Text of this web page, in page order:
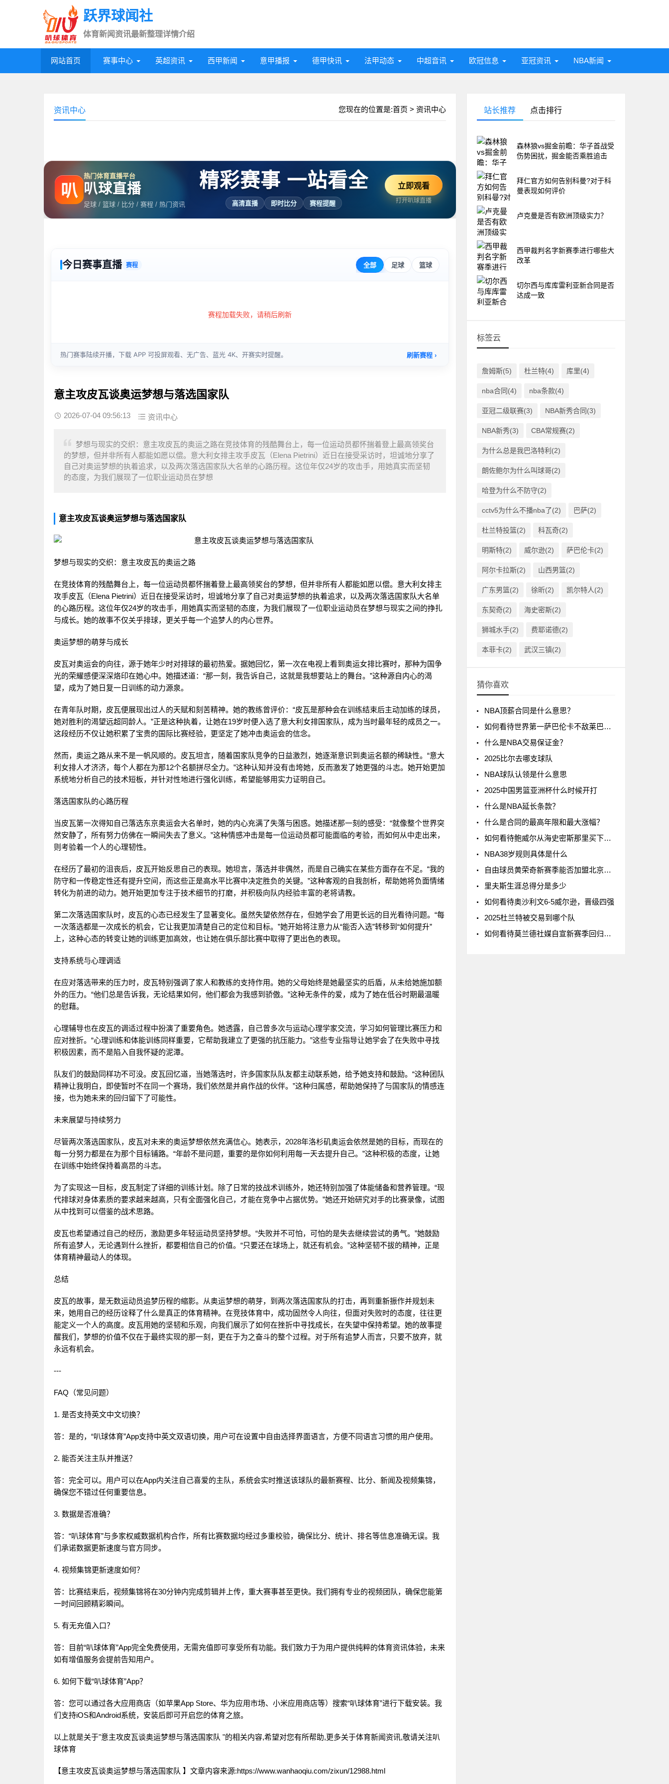
跃界球闻社
体育新闻资讯最新整理详情介绍
网站首页 赛事中心 英超资讯 西甲新闻 意甲播报 德甲快讯 法甲动态 中超音讯 欧冠信息 亚冠资讯 NBA新闻
您现在的位置是:首页 > 资讯中心
资讯中心
叭
热门体育直播平台
叭球直播
足球 / 篮球 / 比分 / 赛程 / 热门资讯
精彩赛事 一站看全
高清直播 即时比分 赛程提醒
立即观看
打开叭球直播
意主攻皮瓦谈奥运梦想与落选国家队
2026-07-04 09:56:13 资讯中心
梦想与现实的交织：意主攻皮瓦的奥运之路在竞技体育的残酷舞台上，每一位运动员都怀揣着登上最高领奖台
的梦想，但并非所有人都能如愿以偿。意大利女排主攻手皮瓦（Elena Pietrini）近日在接受采访时，坦诚地分享了
自己对奥运梦想的执着追求，以及两次落选国家队大名单的心路历程。这位年仅24岁的攻击手，用她真实而坚韧
的态度，为我们展现了一位职业运动员在梦想
意主攻皮瓦谈奥运梦想与落选国家队
梦想与现实的交织：意主攻皮瓦的奥运之路
在竞技体育的残酷舞台上，每一位运动员都怀揣着登上最高领奖台的梦想，但并非所有人都能如愿以偿。意大利女排主
攻手皮瓦（Elena Pietrini）近日在接受采访时，坦诚地分享了自己对奥运梦想的执着追求，以及两次落选国家队大名单
的心路历程。这位年仅24岁的攻击手，用她真实而坚韧的态度，为我们展现了一位职业运动员在梦想与现实之间的挣扎
与成长。她的故事不仅关乎排球，更关乎每一个追梦人的内心世界。
奥运梦想的萌芽与成长
皮瓦对奥运会的向往，源于她年少时对排球的最初热爱。据她回忆，第一次在电视上看到奥运女排比赛时，那种为国争
光的荣耀感便深深烙印在她心中。她描述道：“那一刻，我告诉自己，这就是我想要站上的舞台。”这种源自内心的渴
望，成为了她日复一日训练的动力源泉。
在青年队时期，皮瓦便展现出过人的天赋和刻苦精神。她的教练曾评价：“皮瓦是那种会在训练结束后主动加练的球员，
她对胜利的渴望远超同龄人。”正是这种执着，让她在19岁时便入选了意大利女排国家队，成为当时最年轻的成员之一。
这段经历不仅让她积累了宝贵的国际比赛经验，更坚定了她冲击奥运会的信念。
然而，奥运之路从来不是一帆风顺的。皮瓦坦言，随着国家队竞争的日益激烈，她逐渐意识到奥运名额的稀缺性。“意大
利女排人才济济，每个人都在为那12个名额拼尽全力。”这种认知并没有击垮她，反而激发了她更强的斗志。她开始更加
系统地分析自己的技术短板，并针对性地进行强化训练，希望能够用实力证明自己。
落选国家队的心路历程
当皮瓦第一次得知自己落选东京奥运会大名单时，她的内心充满了失落与困惑。她描述那一刻的感受：“就像整个世界突
然安静了，所有努力仿佛在一瞬间失去了意义。”这种情感冲击是每一位运动员都可能面临的考验，而如何从中走出来，
则考验着一个人的心理韧性。
在经历了最初的沮丧后，皮瓦开始反思自己的表现。她坦言，落选并非偶然，而是自己确实在某些方面存在不足。“我的
防守和一传稳定性还有提升空间，而这些正是高水平比赛中决定胜负的关键。”这种客观的自我剖析，帮助她将负面情绪
转化为前进的动力。她开始更加专注于技术细节的打磨，并积极向队内经验丰富的老将请教。
第二次落选国家队时，皮瓦的心态已经发生了显著变化。虽然失望依然存在，但她学会了用更长远的目光看待问题。“每
一次落选都是一次成长的机会，它让我更加清楚自己的定位和目标。”她开始将注意力从“能否入选”转移到“如何提升”
上，这种心态的转变让她的训练更加高效，也让她在俱乐部比赛中取得了更出色的表现。
支持系统与心理调适
在应对落选带来的压力时，皮瓦特别强调了家人和教练的支持作用。她的父母始终是她最坚实的后盾，从未给她施加额
外的压力。“他们总是告诉我，无论结果如何，他们都会为我感到骄傲。”这种无条件的爱，成为了她在低谷时期最温暖
的慰藉。
心理辅导也在皮瓦的调适过程中扮演了重要角色。她透露，自己曾多次与运动心理学家交流，学习如何管理比赛压力和
应对挫折。“心理训练和体能训练同样重要，它帮助我建立了更强的抗压能力。”这些专业指导让她学会了在失败中寻找
积极因素，而不是陷入自我怀疑的泥潭。
队友们的鼓励同样功不可没。皮瓦回忆道，当她落选时，许多国家队队友都主动联系她，给予她支持和鼓励。“这种团队
精神让我明白，即使暂时不在同一个赛场，我们依然是并肩作战的伙伴。”这种归属感，帮助她保持了与国家队的情感连
接，也为她未来的回归留下了可能性。
未来展望与持续努力
尽管两次落选国家队，皮瓦对未来的奥运梦想依然充满信心。她表示，2028年洛杉矶奥运会依然是她的目标，而现在的
每一分努力都是在为那个目标铺路。“年龄不是问题，重要的是你如何利用每一天去提升自己。”这种积极的态度，让她
在训练中始终保持着高昂的斗志。
为了实现这一目标，皮瓦制定了详细的训练计划。除了日常的技战术训练外，她还特别加强了体能储备和营养管理。“现
代排球对身体素质的要求越来越高，只有全面强化自己，才能在竞争中占据优势。”她还开始研究对手的比赛录像，试图
从中找到可以借鉴的战术思路。
皮瓦也希望通过自己的经历，激励更多年轻运动员坚持梦想。“失败并不可怕，可怕的是失去继续尝试的勇气。”她鼓励
所有追梦人，无论遇到什么挫折，都要相信自己的价值。“只要还在球场上，就还有机会。”这种坚韧不拔的精神，正是
体育精神最动人的体现。
总结
皮瓦的故事，是无数运动员追梦历程的缩影。从奥运梦想的萌芽，到两次落选国家队的打击，再到重新振作并规划未
来，她用自己的经历诠释了什么是真正的体育精神。在竞技体育中，成功固然令人向往，但面对失败时的态度，往往更
能定义一个人的高度。皮瓦用她的坚韧和乐观，向我们展示了如何在挫折中寻找成长，在失望中保持希望。她的故事提
醒我们，梦想的价值不仅在于最终实现的那一刻，更在于为之奋斗的整个过程。对于所有追梦人而言，只要不放弃，就
永远有机会。
---
FAQ（常见问题）
1. 是否支持英文中文切换？
答：是的，“叭球体育”App支持中英文双语切换，用户可在设置中自由选择界面语言，方便不同语言习惯的用户使用。
2. 能否关注主队并推送？
答：完全可以。用户可以在App内关注自己喜爱的主队，系统会实时推送该球队的最新赛程、比分、新闻及视频集锦，
确保您不错过任何重要信息。
3. 数据是否准确？
答：“叭球体育”与多家权威数据机构合作，所有比赛数据均经过多重校验，确保比分、统计、排名等信息准确无误。我
们承诺数据更新速度与官方同步。
4. 视频集锦更新速度如何？
答：比赛结束后，视频集锦将在30分钟内完成剪辑并上传，重大赛事甚至更快。我们拥有专业的视频团队，确保您能第
一时间回顾精彩瞬间。
5. 有无充值入口？
答：目前“叭球体育”App完全免费使用，无需充值即可享受所有功能。我们致力于为用户提供纯粹的体育资讯体验，未来
如有增值服务会提前告知用户。
6. 如何下载“叭球体育”App？
答：您可以通过各大应用商店（如苹果App Store、华为应用市场、小米应用商店等）搜索“叭球体育”进行下载安装。我
们支持iOS和Android系统，安装后即可开启您的体育之旅。
以上就是关于"意主攻皮瓦谈奥运梦想与落选国家队 "的相关内容,希望对您有所帮助,更多关于体育新闻资讯,敬请关注叭
球体育
【意主攻皮瓦谈奥运梦想与落选国家队 】文章内容来源:https://www.wanhaoqiu.com/zixun/12988.html
站长推荐 点击排行
森林狼vs掘金前瞻：华子首战受
伤势困扰，掘金能否乘胜追击
拜仁官方如何告别科曼?对于科
曼表现如何评价
卢克曼是否有欧洲顶级实力？
西甲裁判名字新赛季进行哪些大
改革
切尔西与库库雷利亚新合同是否
达成一致
标签云
詹姆斯(5) 杜兰特(4) 库里(4)
nba合同(4) nba条款(4)
亚冠二级联赛(3) NBA新秀合同(3)
NBA新秀(3) CBA常规赛(2)
为什么总是我巴洛特利(2)
朗佐鲍尔为什么叫球哥(2)
哈登为什么不防守(2)
cctv5为什么不播nba了(2) 巴萨(2)
杜兰特投篮(2) 科瓦奇(2)
明斯特(2) 威尔逊(2) 萨巴伦卡(2)
阿尔卡拉斯(2) 山西男篮(2)
广东男篮(2) 徐昕(2) 凯尔特人(2)
东契奇(2) 海史密斯(2)
狮城水手(2) 费耶诺德(2)
本菲卡(2) 武汉三镇(2)
猜你喜欢
NBA顶薪合同是什么意思？
如何看待世界第一萨巴伦卡不敌莱巴金娜?
什么是NBA交易保证金？
2025比尔去哪支球队
NBA球队认领是什么意思
2025中国男篮亚洲杯什么时候开打
什么是NBA延长条款？
什么是合同的最高年限和最大涨幅？
如何看待鲍威尔从海史密斯那里买下了24号球衣
NBA38岁规则具体是什么
自由球员黄荣奇新赛季能否加盟北京男篮?
里夫斯生涯总得分是多少
如何看待奥沙利文6-5威尔逊，晋级四强
2025杜兰特被交易到哪个队
如何看待莫兰德社媒自宣新赛季回归辽宁男篮